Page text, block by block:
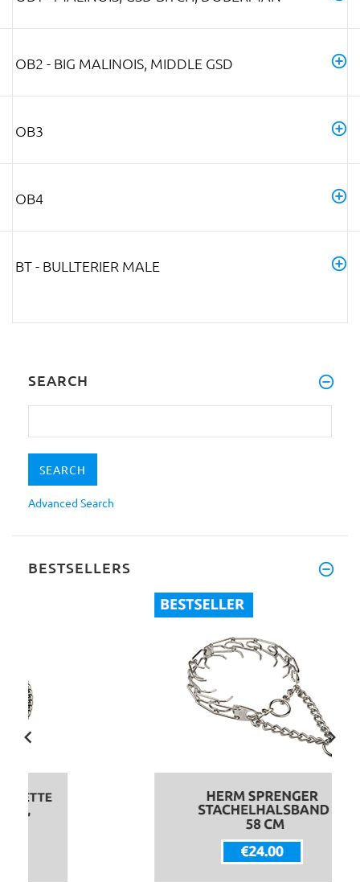
OB2 - BIG MALINOIS, MIDDLE GSD
OB3
OB4
BT - BULLTERIER MALE
SEARCH
Advanced Search
BESTSELLERS